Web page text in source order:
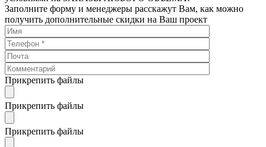
Заполните форму и менеджеры расскажут Вам, как можно
получить дополнительные скидки на Ваш проект
Прикрепить файлы
Прикрепить файлы
Прикрепить файлы